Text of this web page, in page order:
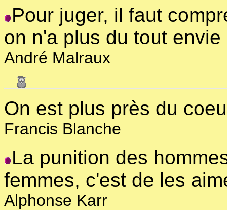
Pour juger, il faut
on n'a plus du tout envie
André Malraux
On est plus près du
Francis Blanche
La punition des
femmes, c'est de les
Alphonse Karr